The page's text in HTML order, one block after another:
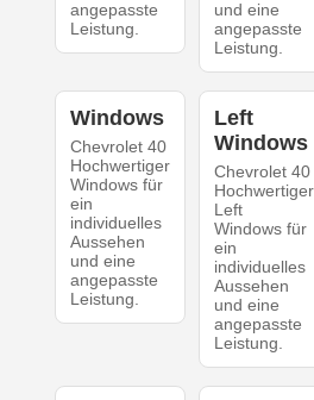
angepasste
Leistung.
und eine
angepasste
Leistung.
Windows
Chevrolet 40
Hochwertiger
Windows für
ein
individuelles
Aussehen
und eine
angepasste
Leistung.
Left
Windows
Chevrolet 40
Hochwertiger
Left
Windows für
ein
individuelles
Aussehen
und eine
angepasste
Leistung.